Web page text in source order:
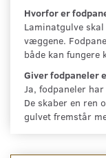
Hvorfor er
Laminatgulve
væggene.
både kan
Giver fodpaneler
Ja, fodpaneler
De skaber en ren
gulvet fremstår